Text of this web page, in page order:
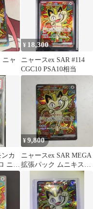
ャ
¥ 18,300
ニャースex SAR #114
CGC10 PSA10相当
ンカ
ニャ
¥9,800
ニャースex SAR MEGA
拡張パック ムニキスゼ